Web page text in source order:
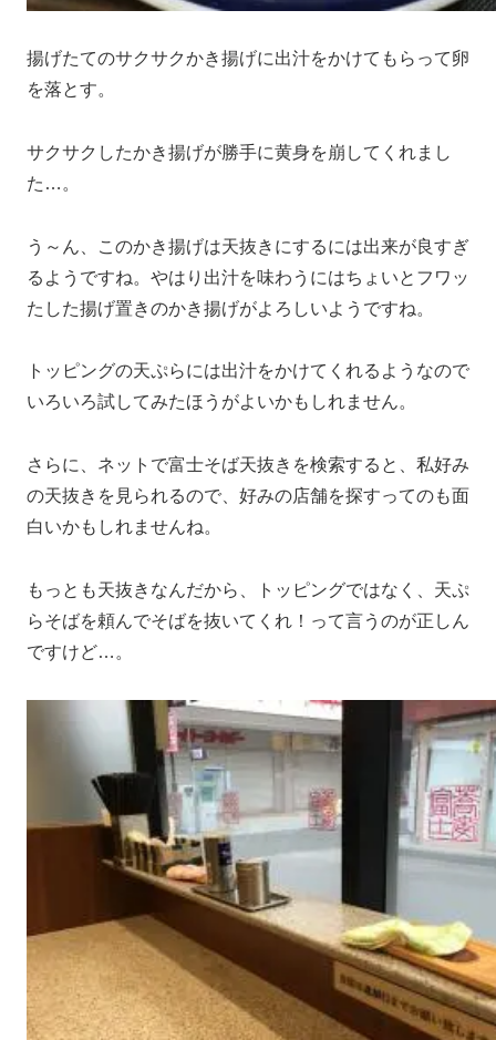
揚げたてのサクサクかき揚げに出汁をかけてもらって卵
を落とす。
サクサクしたかき揚げが勝手に黄身を崩してくれまし
た…。
う～ん、このかき揚げは天抜きにするには出来が良すぎ
るようですね。やはり出汁を味わうにはちょいとフワッ
たした揚げ置きのかき揚げがよろしいようですね。
トッピングの天ぷらには出汁をかけてくれるようなので
いろいろ試してみたほうがよいかもしれません。
さらに、ネットで富士そば天抜きを検索すると、私好み
の天抜きを見られるので、好みの店舗を探すってのも面
白いかもしれませんね。
もっとも天抜きなんだから、トッピングではなく、天ぷ
らそばを頼んでそばを抜いてくれ！って言うのが正しん
ですけど…。